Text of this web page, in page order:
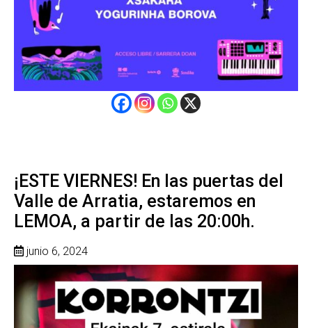
¡ESTE VIERNES! En las puertas del
Valle de Arratia, estaremos en
LEMOA, a partir de las 20:00h.
junio 6, 2024